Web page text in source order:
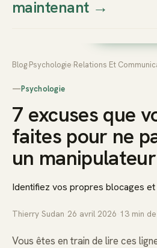
Thierry
Prendre
maintenant→
Blog Psychologie Relations Et
—Psychologie
7 excuses que
faites pour ne
un manipulateur
Identifiez vos propres blocages
Thierry Sudan 26 avril 2026 13 min
Vous êtes en train de lire ces